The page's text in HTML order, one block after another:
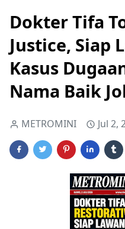
Dokter Tifa
Justice, Siap
Kasus
Nama Baik
METROMINI Jul 2,